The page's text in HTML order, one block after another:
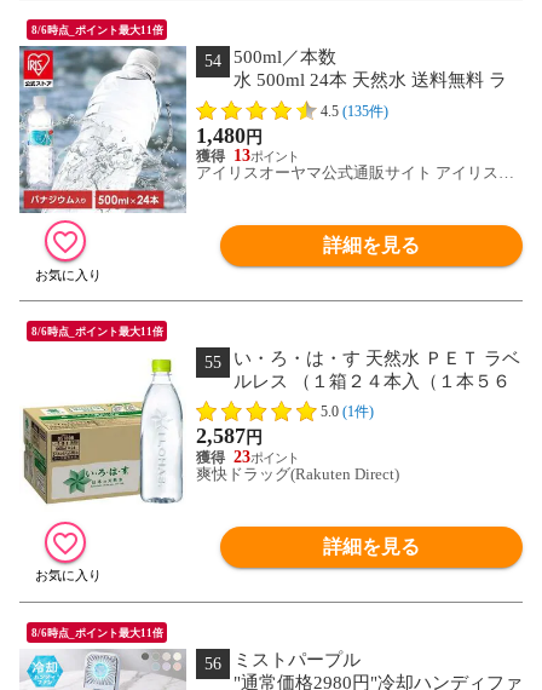
8/6時点_ポイント最大11倍
54
500ml／本数
水 500ml 24本 天然水 送料無料 ラ
ベルレス 富士山の天然水 アイリスオー
ヤマ 国産 ミネラルウォーター アイリス
富士山 新生活 一人暮らし 備蓄 まとめ
買い 箱買い [食品] [飲料] [iris]
4.5 (135件)
1,480円
13
アイリスオーヤマ公式通販サイト アイリスプ
詳細を見る
8/6時点_ポイント最大11倍
55
い・ろ・は・す 天然水 ＰＥＴ ラベ
ルレス （１箱２４本入（１本５６
０ｍｌ））
5.0 (1件)
2,587 円
23
爽快ドラッグ(Rakuten Direct)
詳細を見る
8/6時点_ポイント最大11倍
56
ミストパープル
"通常価格2980円"冷却ハンディファ